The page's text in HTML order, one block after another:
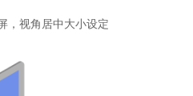
，视角居中大小设定